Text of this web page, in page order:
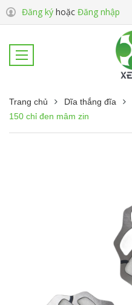
Đăng ký hoặc Đăng nhập
Trang chủ Dĩa thắng đĩa
150 chỉ đen mâm zin